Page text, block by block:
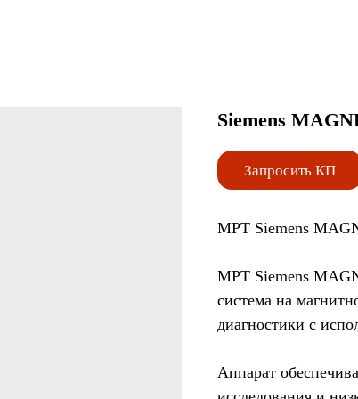
Siemens
Запросить КП
МРТ Siemens
МРТ Siemens
система на
диагностики с
Аппарат